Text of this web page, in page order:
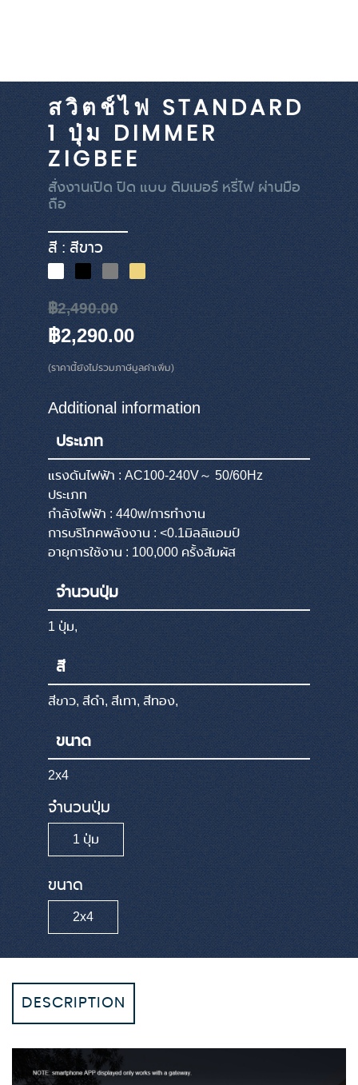
สวิตช์ไฟ STANDARD
1 ปุ่ม DIMMER
ZIGBEE
สั่งงานเปิด ปิด แบบ ดิมเมอร์ หรี่ไฟ ผ่านมือ
ถือ
สี : สีขาว
฿2,490.00
฿2,290.00
(ราคานี้ยังไม่รวมภาษีมูลค่าเพิ่ม)
Additional information
ประเภท
แรงดันไฟฟ้า : AC100-240V～ 50/60Hz
ประเภท
กำลังไฟฟ้า : 440w/การทำงาน
การบริโภคพลังงาน : <0.1มิลลิแอมป์
อายุการใช้งาน : 100,000 ครั้งสัมผัส
จำนวนปุ่ม
1 ปุ่ม,
สี
สีขาว, สีดำ, สีเทา, สีทอง,
ขนาด
2x4
จำนวนปุ่ม
1 ปุ่ม
ขนาด
2x4
DESCRIPTION